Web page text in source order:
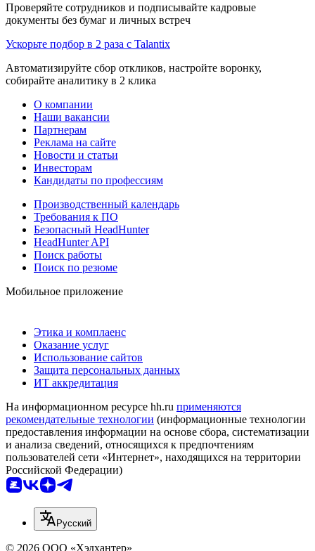
Проверяйте сотрудников и подписывайте кадровые
документы без бумаг и личных встреч
Ускорьте подбор в 2 раза с Talantix
Автоматизируйте сбор откликов, настройте воронку,
собирайте аналитику в 2 клика
О компании
Наши вакансии
Партнерам
Реклама на сайте
Новости и статьи
Инвесторам
Кандидаты по профессиям
Производственный календарь
Требования к ПО
Безопасный HeadHunter
HeadHunter API
Поиск работы
Поиск по резюме
Мобильное приложение
Этика и комплаенс
Оказание услуг
Использование сайтов
Защита персональных данных
ИТ аккредитация
На информационном ресурсе hh.ru применяются
рекомендательные технологии (информационные технологии
предоставления информации на основе сбора, систематизации
и анализа сведений, относящихся к предпочтениям
пользователей сети «Интернет», находящихся на территории
Российской Федерации)
Русский
© 2026 ООО «Хэдхантер»